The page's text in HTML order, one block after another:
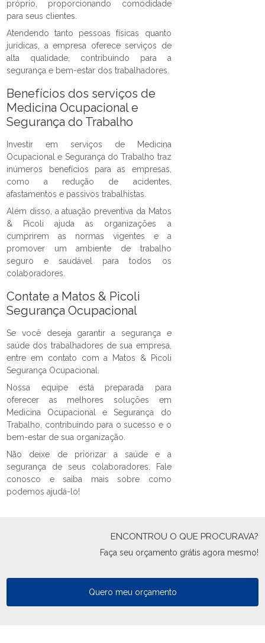
próprio, proporcionando comodidade
para seus clientes.
Atendendo tanto pessoas físicas quanto
jurídicas, a empresa oferece serviços de
alta qualidade, contribuindo para a
segurança e bem-estar dos trabalhadores.
Benefícios dos serviços de
Medicina Ocupacional e
Segurança do Trabalho
Investir em serviços de Medicina
Ocupacional e Segurança do Trabalho traz
inúmeros benefícios para as empresas,
como a redução de acidentes,
afastamentos e passivos trabalhistas.
Além disso, a atuação preventiva da Matos
& Picoli ajuda as organizações a
cumprirem as normas vigentes e a
promover um ambiente de trabalho
seguro e saudável para todos os
colaboradores.
Contate a Matos & Picoli
Segurança Ocupacional
Se você deseja garantir a segurança e
saúde dos trabalhadores de sua empresa,
entre em contato com a Matos & Picoli
Segurança Ocupacional.
Nossa equipe está preparada para
oferecer as melhores soluções em
Medicina Ocupacional e Segurança do
Trabalho, contribuindo para o sucesso e o
bem-estar de sua organização.
Não deixe de priorizar a saúde e a
segurança de seus colaboradores. Fale
conosco e saiba mais sobre como
podemos ajudá-lo!
ENCONTROU O QUE PROCURAVA?
Faça seu orçamento grátis agora mesmo!
Quero meu orçamento